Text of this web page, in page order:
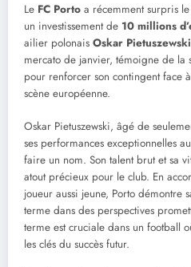
Le FC Porto a récemment surpris
un investissement de 10 millions
ailier polonais Oskar Pietuszewski
mercato de janvier, témoigne de la
pour renforcer son contingent face
scène européenne.
Oskar Pietuszewski, âgé de
ses performances exceptionnelles au
faire un nom. Son talent brut et sa
atout précieux pour le club. En
joueur aussi jeune, Porto démontre
terme dans des perspectives
terme est cruciale dans un football
les clés du succès futur.